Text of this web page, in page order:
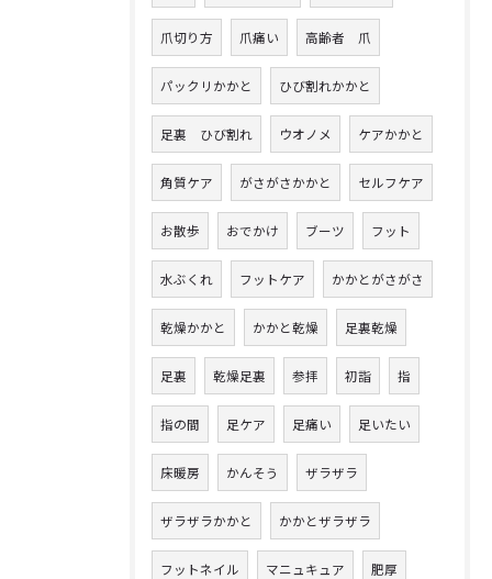
爪切り方 爪痛い 高齢者 爪
パックリかかと ひび割れかかと
足裏 ひび割れ ウオノメ ケアかかと
角質ケア がさがさかかと セルフケア
お散歩 おでかけ ブーツ フット
水ぶくれ フットケア かかとがさがさ
乾燥かかと かかと乾燥 足裏乾燥
足裏 乾燥足裏 参拝 初詣 指
指の間 足ケア 足痛い 足いたい
床暖房 かんそう ザラザラ
ザラザラかかと かかとザラザラ
フットネイル マニュキュア 肥厚